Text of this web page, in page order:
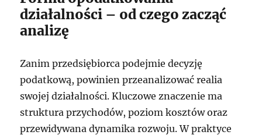
działalności – od czego zacząć
analizę
Zanim przedsiębiorca podejmie decyzję
podatkową, powinien przeanalizować realia
swojej działalności. Kluczowe znaczenie ma
struktura przychodów, poziom kosztów oraz
przewidywana dynamika rozwoju. W praktyce